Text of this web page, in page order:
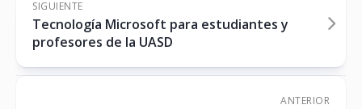
SIGUIENTE
Tecnología Microsoft para estudiantes y
profesores de la UASD
ANTERIOR